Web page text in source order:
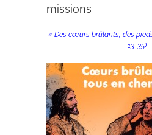
missions
« Des cœurs brûlants, des
13-35)